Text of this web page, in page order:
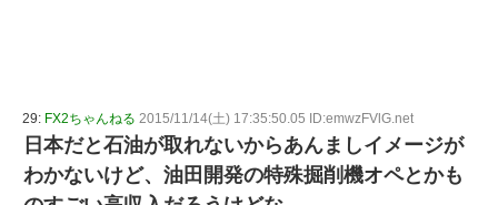
29: FX2ちゃんねる 2015/11/14(土) 17:35:50.05 ID:emwzFVlG.net
日本だと石油が取れないからあんましイメージが
わかないけど、油田開発の特殊掘削機オペとかも